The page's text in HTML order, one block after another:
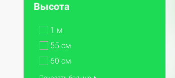
Высота
1 м
55 см
60 см